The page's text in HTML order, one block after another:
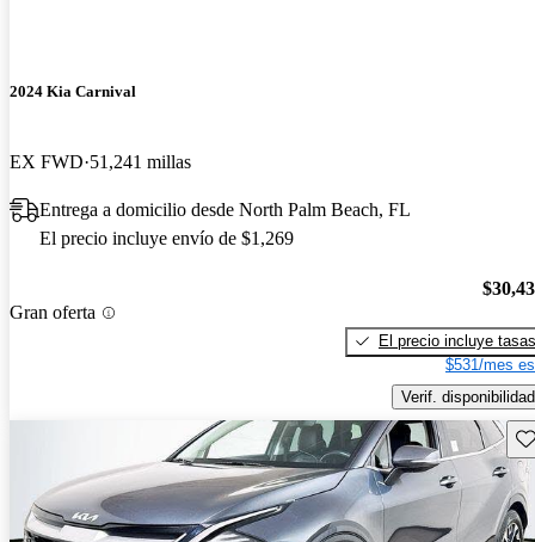
2024 Kia Carnival
EX FWD 51,241 millas
Entrega a domicilio desde North Palm Beach, FL
El precio incluye envío de $1,269
Gran oferta
El precio incluye tasas
$531/mes
Verif. disponibilidad